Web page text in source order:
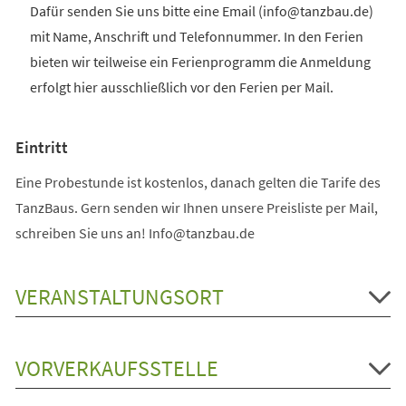
Dafür senden Sie uns bitte eine Email (info@tanzbau.de)
mit Name, Anschrift und Telefonnummer. In den Ferien
bieten wir teilweise ein Ferienprogramm die Anmeldung
erfolgt hier ausschließlich vor den Ferien per Mail.
Eintritt
Eine Probestunde ist kostenlos, danach gelten die Tarife des
TanzBaus. Gern senden wir Ihnen unsere Preisliste per Mail,
schreiben Sie uns an! Info@tanzbau.de
VERANSTALTUNGSORT
VORVERKAUFSSTELLE